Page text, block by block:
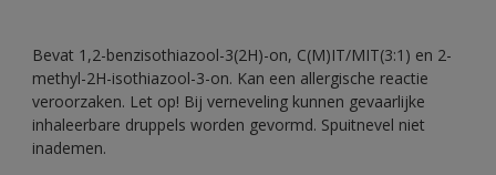
Bevat 1,2-benzisothiazool-3(2H)-on, C(M)IT/MIT(3:1) en 2-
methyl-2H-isothiazool-3-on. Kan een allergische reactie
veroorzaken. Let op! Bij verneveling kunnen gevaarlijke
inhaleerbare druppels worden gevormd. Spuitnevel niet
inademen.